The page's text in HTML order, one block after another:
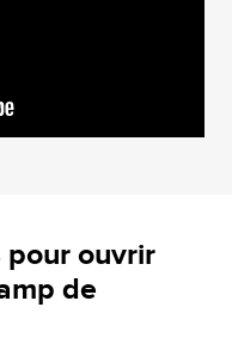
pour ouvrir
de